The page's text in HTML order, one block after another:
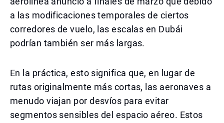
a las modificaciones temporales de ciertos
corredores de vuelo, las escalas en Dubái
podrían también ser más largas.
En la práctica, esto significa que, en lugar de
rutas originalmente más cortas, las aeronaves a
menudo viajan por desvíos para evitar
segmentos sensibles del espacio aéreo. Estos